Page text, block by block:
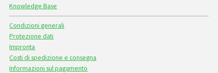
Knowledge Base
Condizioni generali
Protezione dati
Impronta
Costi di spedizione e consegna
Informazioni sul pagamento